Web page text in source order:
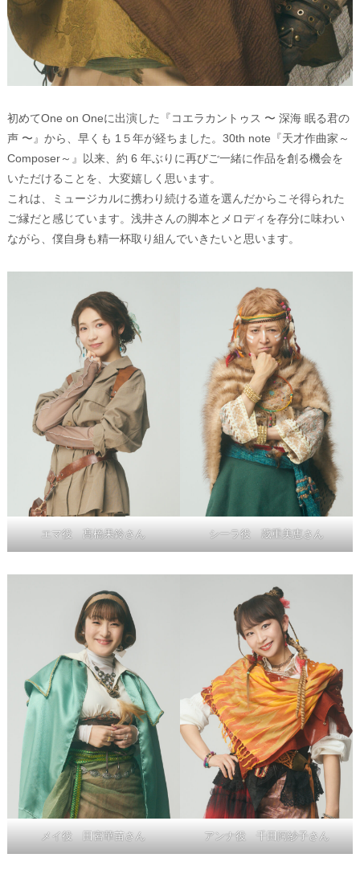
初めてOne on Oneに出演した『コエラカントゥス 〜 深海 眠る君の
声 〜』から、早くも 1５年が経ちました。30th note『天才作曲家～
Composer～』以来、約 6 年ぶりに再びご一緒に作品を創る機会を
いただけることを、大変嬉しく思います。
これは、ミュージカルに携わり続ける道を選んだからこそ得られた
ご縁だと感じています。浅井さんの脚本とメロディを存分に味わい
ながら、僕自身も精一杯取り組んでいきたいと思います。
エマ役 髙橋果鈴さん シーラ役 蔵重美恵さん
メイ役 田宮華苗さん アンナ役 千田阿紗子さん